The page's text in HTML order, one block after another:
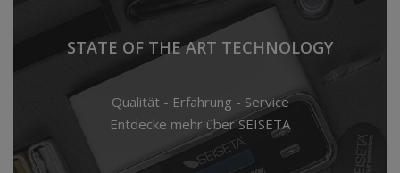
STATE OF THE ART TECHNOLOGY
Qualität - Erfahrung - Service
Entdecke mehr über SEISETA